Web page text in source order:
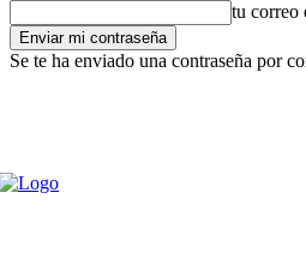
tu correo
Se te ha enviado una contraseña por